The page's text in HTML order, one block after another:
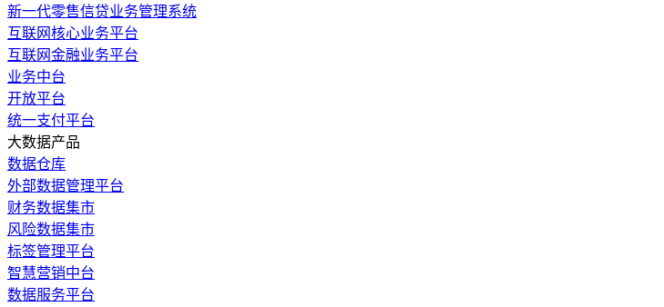
新一代零售信贷业务管理系统
互联网核心业务平台
互联网金融业务平台
业务中台
开放平台
统一支付平台
大数据产品
数据仓库
外部数据管理平台
财务数据集市
风险数据集市
标签管理平台
智慧营销中台
数据服务平台